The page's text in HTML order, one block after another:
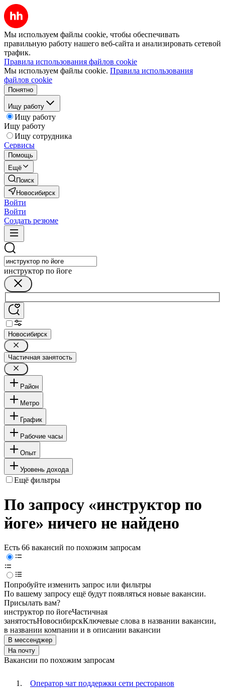
Мы используем файлы cookie, чтобы обеспечивать
правильную работу нашего веб-сайта и анализировать сетевой
трафик.
Правила использования файлов cookie
Мы используем файлы cookie. Правила использования
файлов cookie
Понятно
Ищу работу
Ищу работу
Ищу работу
Ищу сотрудника
Сервисы
Помощь
Ещё
Поиск
Новосибирск
Войти
Войти
Создать резюме
инструктор по йоге
Новосибирск
Частичная занятость
Район
Метро
График
Рабочие часы
Опыт
Уровень дохода
Ещё фильтры
По запросу «инструктор по
йоге» ничего не найдено
Есть 66 вакансий по похожим запросам
Попробуйте изменить запрос или фильтры
По вашему запросу ещё будут появляться новые вакансии.
Присылать вам?
инструктор по йогеЧастичная
занятостьНовосибирскКлючевые слова в названии вакансии,
в названии компании и в описании вакансии
В мессенджер
На почту
Вакансии по похожим запросам
Оператор чат поддержки сети ресторанов